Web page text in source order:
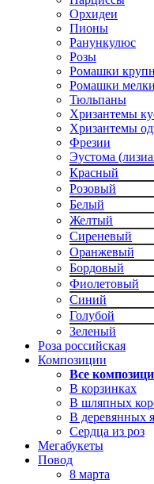
Орхидеи
Пионы
Ранункулюс
Розы
Ромашки
Ромашки
Тюльпаны
Хризантемы
Хризантемы
Фрезии
Эустома
Красный
Розовый
Белый
Желтый
Сиреневый
Оранжевый
Бордовый
Фиолетовый
Синий
Голубой
Зеленый
Роза российская
Композиции
Все
В корзинках
В шляпных
В деревянных
Сердца из роз
Мегабукеты
Повод
8 марта